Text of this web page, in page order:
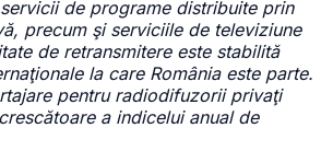
de programe distribuite prin
precum şi serviciile de televiziune
de retransmitere este stabilită
la care România este parte.
pentru radiodifuzorii privaţi
a indicelui anual de